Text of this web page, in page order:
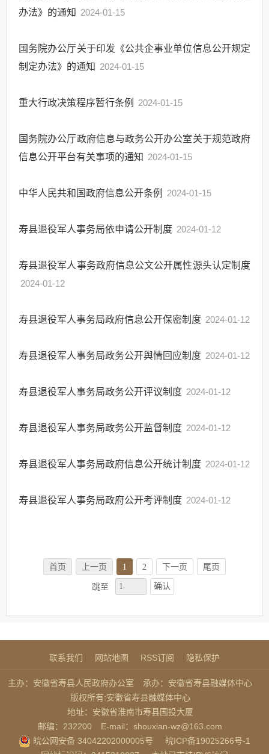
办法》的通知 2024-01-15
国务院办公厅关于印发《公共企事业单位信息公开规定
制定办法》的通知 2024-01-15
重大行政决策程序暂行条例 2024-01-15
国务院办公厅政府信息与政务公开办公室关于规范政府
信息公开平台有关事项的通知 2024-01-15
中华人民共和国政府信息公开条例 2024-01-15
寿县退役军人事务局依申请公开制度 2024-01-12
寿县退役军人事务政府信息公文公开属性源头认定制度
2024-01-12
寿县退役军人事务局政府信息公开保密制度 2024-01-12
寿县退役军人事务局政务公开舆情回应制度 2024-01-12
寿县退役军人事务局政务公开评议制度 2024-01-12
寿县退役军人事务局政务公开监督制度 2024-01-12
寿县退役军人事务局政府信息公开统计制度 2024-01-12
寿县退役军人事务局政府公开考评制度 2024-01-12
首页 上一页 1 2 下一页 尾页
跳至 确认
联系我们 网站地图 RSS订阅 隐私保护
主办：安徽省寿县人民政府办公室
承办：安徽省寿县融媒体中心
版权所有:安徽省寿县融媒体中心
地址：安徽省淮南市寿县国投大厦
邮编：232200
E-mail：shouxian-wz@163.com
皖公网安备 34042202000005号
皖ICP备19025266号-1